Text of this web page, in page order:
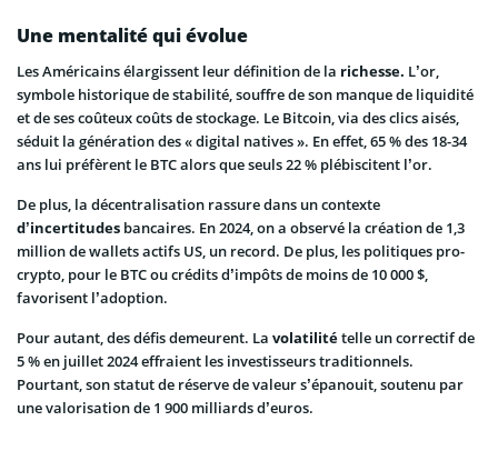
Une mentalité qui évolue
Les Américains élargissent leur définition de la richesse. L’or,
symbole historique de stabilité, souffre de son manque de liquidité
et de ses coûteux coûts de stockage. Le Bitcoin, via des clics aisés,
séduit la génération des « digital natives ». En effet, 65 % des 18-34
ans lui préfèrent le BTC alors que seuls 22 % plébiscitent l’or.
De plus, la décentralisation rassure dans un contexte
d’incertitudes bancaires. En 2024, on a observé la création de 1,3
million de wallets actifs US, un record. De plus, les politiques pro-
crypto, pour le BTC ou crédits d’impôts de moins de 10 000 $,
favorisent l’adoption.
Pour autant, des défis demeurent. La volatilitételle un correctif de
5 % en juillet 2024 effraient les investisseurs traditionnels.
Pourtant, son statut de réserve de valeur s’épanouit, soutenu par
une valorisation de 1 900 milliards d’euros.